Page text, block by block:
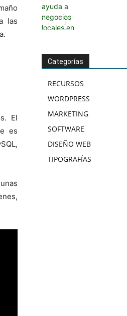
las
El
es
Categorías
RECURSOS
WORDPRESS
MARKETING
SOFTWARE
DISEÑO WEB
TIPOGRAFÍAS